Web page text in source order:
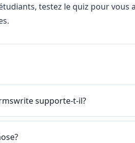
testez le quiz pour vous
supporte-t-il?